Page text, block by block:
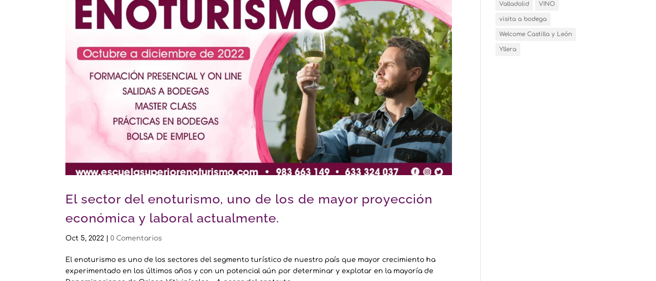
El sector del enoturismo, uno de los de mayor proyección
económica y laboral actualmente.
Oct 5, 2022 |0 Comentarios
El enoturismo es uno de los sectores del segmento turístico de nuestro país que mayor crecimiento ha
experimentado en los últimos años y con un potencial aún por determinar y explotar en la mayoría de
Valladolid VINO
visita a bodega
Welcome Castilla y León
Yllera